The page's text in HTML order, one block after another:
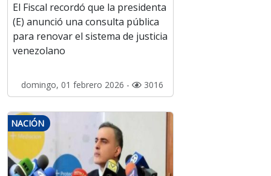
El Fiscal recordó que la presidenta
(E) anunció una consulta pública
para renovar el sistema de justicia
venezolano
domingo, 01 febrero 2026 - 3016
NACIÓN